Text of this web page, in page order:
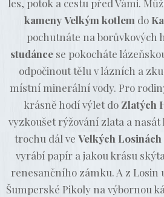
les, potok a cestu před Vámi.
kameny Velkým kotlem do
pochutnáte na borůvkových
studánce se pokocháte
odpočinout tělu v lázních a
místní minerální vody. Pro
krásně hodí výlet do Zlatých
vyzkoušet rýžování zlata a
trochu dál ve Velkých Losinách
vyrábí papír a jakou krásu
renesančního zámku. A z Losin
Šumperské Pikoly na výbornou